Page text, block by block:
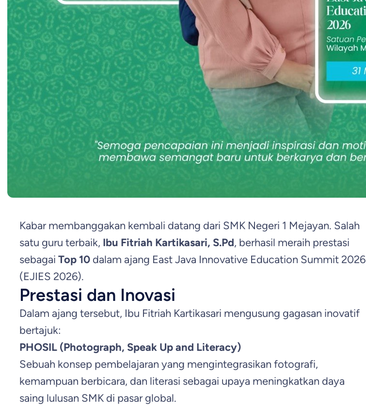
Kabar membanggakan kembali datang dari SMK Negeri 1 Mejayan. Salah
satu guru terbaik, Ibu Fitriah Kartikasari, S.Pd, berhasil meraih prestasi
sebagai Top 10 dalam ajang East Java Innovative Education Summit 2026
(EJIES 2026).
Prestasi dan Inovasi
Dalam ajang tersebut, Ibu Fitriah Kartikasari mengusung gagasan inovatif
bertajuk:
PHOSIL (Photograph, Speak Up and Literacy)
Sebuah konsep pembelajaran yang mengintegrasikan fotografi,
kemampuan berbicara, dan literasi sebagai upaya meningkatkan daya
saing lulusan SMK di pasar global.